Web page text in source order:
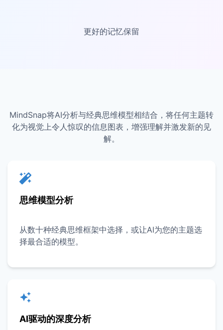
更好的记忆保留
MindSnap将AI分析与经典思维模型相结合，将任何主题转
化为视觉上令人惊叹的信息图表，增强理解并激发新的见
解。
思维模型分析
从数十种经典思维框架中选择，或让AI为您的主题选
择最合适的模型。
AI驱动的深度分析